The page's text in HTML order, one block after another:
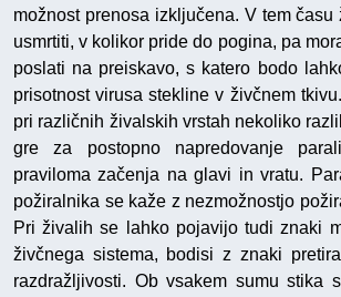
možnost prenosa izključena. V tem
usmrtiti, v kolikor pride do pogina, pa
poslati na preiskavo, s katero bodo
prisotnost virusa stekline v živčnem
pri različnih živalskih vrstah nekoliko
gre za postopno napredovanje
praviloma začenja na glavi in vratu.
požiralnika se kaže z nezmožnostjo
Pri živalih se lahko pojavijo tudi znaki
živčnega sistema, bodisi z znaki
razdražljivosti. Ob vsakem sumu stika